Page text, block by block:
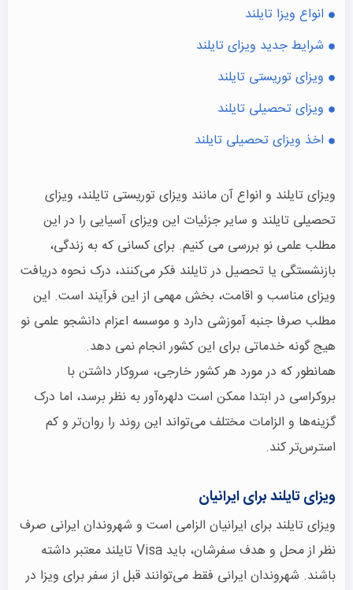
انواع ویزا تایلند
شرایط جدید ویزای تایلند
ویزای توریستی تایلند
ویزای تحصیلی تایلند
اخذ ویزای تحصیلی تایلند
ویزای تایلند و انواع آن مانند ویزای توریستی تایلند، ویزای
تحصیلی تایلند و سایر جزئیات این ویزای آسیایی را در این
مطلب علمی نو بررسی می کنیم. برای کسانی که به زندگی،
بازنشستگی یا تحصیل در تایلند فکر می‌کنند، درک نحوه دریافت
ویزای مناسب و اقامت، بخش مهمی از این فرآیند است. این
مطلب صرفا جنبه آموزشی دارد و موسسه اعزام دانشجو علمی نو
هیج گونه خدماتی برای این کشور انجام نمی دهد.
همانطور که در مورد هر کشور خارجی، سروکار داشتن با
بروکراسی در ابتدا ممکن است دلهره‌آور به نظر برسد، اما درک
گزینه‌ها و الزامات مختلف می‌تواند این روند را روان‌تر و کم‌
استرس‌تر کند.
ویزای تایلند برای ایرانیان
ویزای تایلند برای ایرانیان الزامی است و شهروندان ایرانی صرف
نظر از محل و هدف سفرشان، باید Visa تایلند معتبر داشته
باشند. شهروندان ایرانی فقط می‌توانند قبل از سفر برای ویزا در